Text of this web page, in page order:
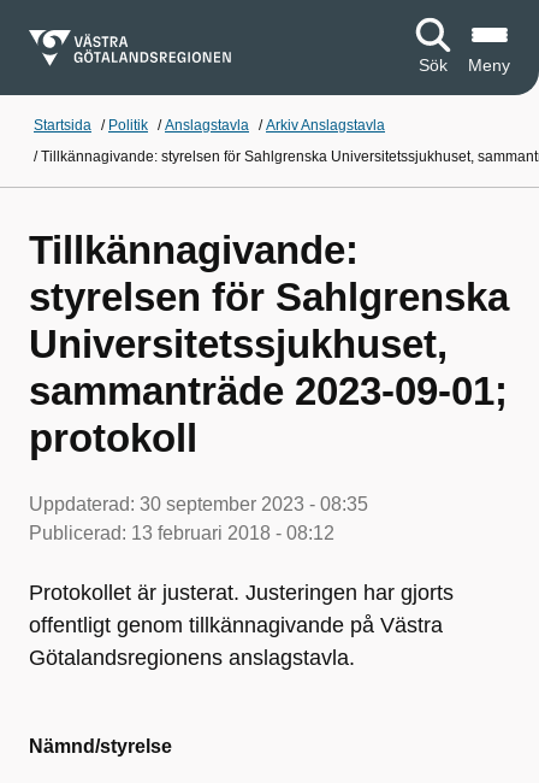
Sök Meny
Startsida / Politik /Anslagstavla /Arkiv Anslagstavla
/Tillkännagivande: styrelsen för Sahlgrenska Universitetssjukhuset,
Tillkännagivande:
styrelsen för Sahlgrenska
Universitetssjukhuset,
sammanträde 2023-09-01;
protokoll
Uppdaterad: 30 september 2023 - 08:35
Publicerad: 13 februari 2018 - 08:12
Protokollet är justerat. Justeringen har gjorts
offentligt genom tillkännagivande på Västra
Götalandsregionens anslagstavla.
Nämnd/styrelse